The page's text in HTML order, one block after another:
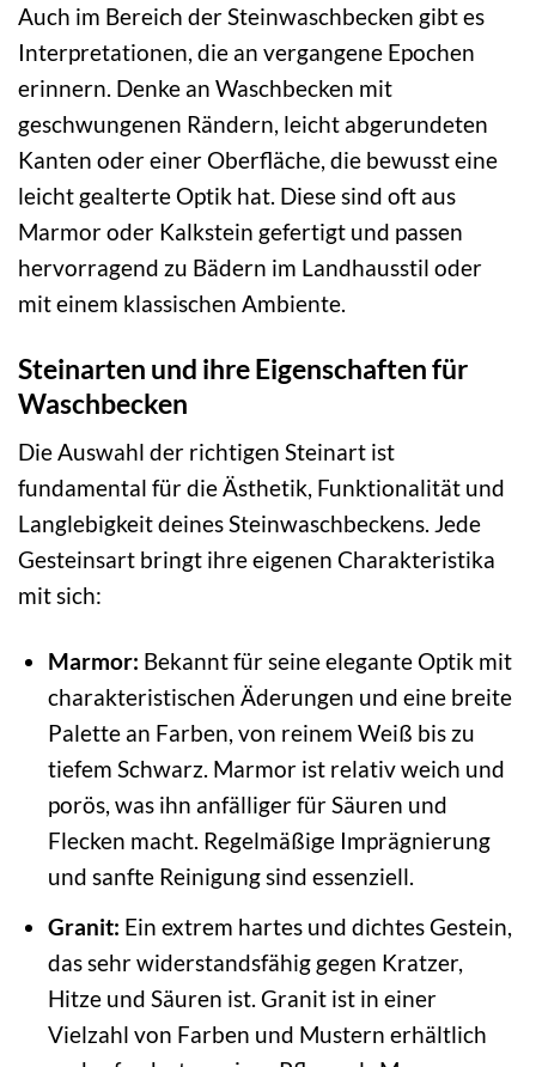
Auch im Bereich der Steinwaschbecken gibt es
Interpretationen, die an vergangene Epochen
erinnern. Denke an Waschbecken mit
geschwungenen Rändern, leicht abgerundeten
Kanten oder einer Oberfläche, die bewusst eine
leicht gealterte Optik hat. Diese sind oft aus
Marmor oder Kalkstein gefertigt und passen
hervorragend zu Bädern im Landhausstil oder
mit einem klassischen Ambiente.
Steinarten und ihre Eigenschaften für
Waschbecken
Die Auswahl der richtigen Steinart ist
fundamental für die Ästhetik, Funktionalität und
Langlebigkeit deines Steinwaschbeckens. Jede
Gesteinsart bringt ihre eigenen Charakteristika
mit sich:
Marmor: Bekannt für seine elegante Optik mit
charakteristischen Äderungen und eine breite
Palette an Farben, von reinem Weiß bis zu
tiefem Schwarz. Marmor ist relativ weich und
porös, was ihn anfälliger für Säuren und
Flecken macht. Regelmäßige Imprägnierung
und sanfte Reinigung sind essenziell.
Granit: Ein extrem hartes und dichtes Gestein,
das sehr widerstandsfähig gegen Kratzer,
Hitze und Säuren ist. Granit ist in einer
Vielzahl von Farben und Mustern erhältlich